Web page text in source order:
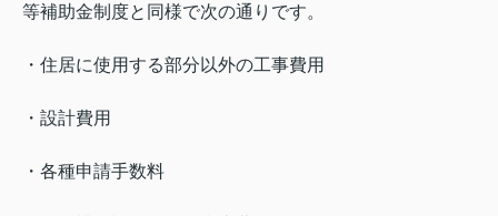
等補助金制度と同様で次の通りです。
・住居に使用する部分以外の工事費用
・設計費用
・各種申請手数料